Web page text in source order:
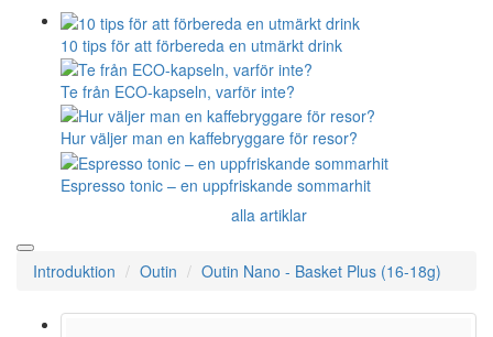
10 tips för att förbereda en utmärkt drink
Te från ECO-kapseln, varför inte?
Hur väljer man en kaffebryggare för resor?
Espresso tonic – en uppfriskande sommarhit
alla artiklar
Introduktion Outin Outin Nano - Basket Plus (16-18g)